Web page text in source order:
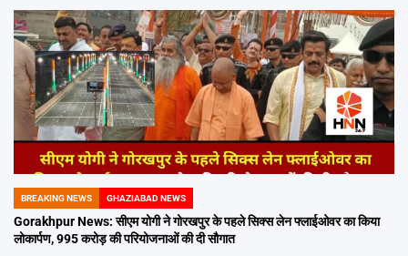
POSTED
IN
BREAKING NEWS GHAZIABAD NEWS
Gorakhpur News: सीएम योगी ने गोरखपुर के पहले सिक्स लेन फ्लाईओवर का किया
लोकार्पण, 995 करोड़ की परियोजनाओं की दी सौगात